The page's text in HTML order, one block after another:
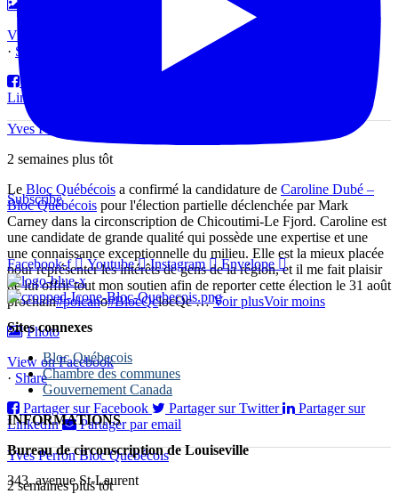
View on Facebook
· Share
LinkedIn
Yves Perron Bloc Québécois
2 semaines plus tôt
Le Bloc Québécois a confirmé la candidature de Caroline Dubé –
Bloc Québécois pour l'élection partielle déclenchée par Mark
Carney dans la circonscription de Chicoutimi-Le Fjord. Caroline est
une candidate de grande qualité qui possède une expertise et une
une connaissance exceptionnelle du milieu. Elle est la mieux placée
pour représenter les intérêts de gens de la région, et il me fait plaisir
de lui offrir tout mon soutien afin de reporter cette élection le 31 août
prochain#polcano#BlocQclocQc…Voir plusVoir moins
Photo
View on Facebook
· Share
Partager sur Facebook
Partager sur Twitter
Partager sur
LinkedIn
Partager par email
Yves Perron Bloc Québécois
2 semaines plus tôt
Subscribe
Facebook-f Youtube Instagram Envelope
Sites connexes
Bloc Québecois
Chambre des communes
Gouvernement Canada
INFORMATIONS
Bureau de circonscription de Louiseville
343, avenue St-Laurent